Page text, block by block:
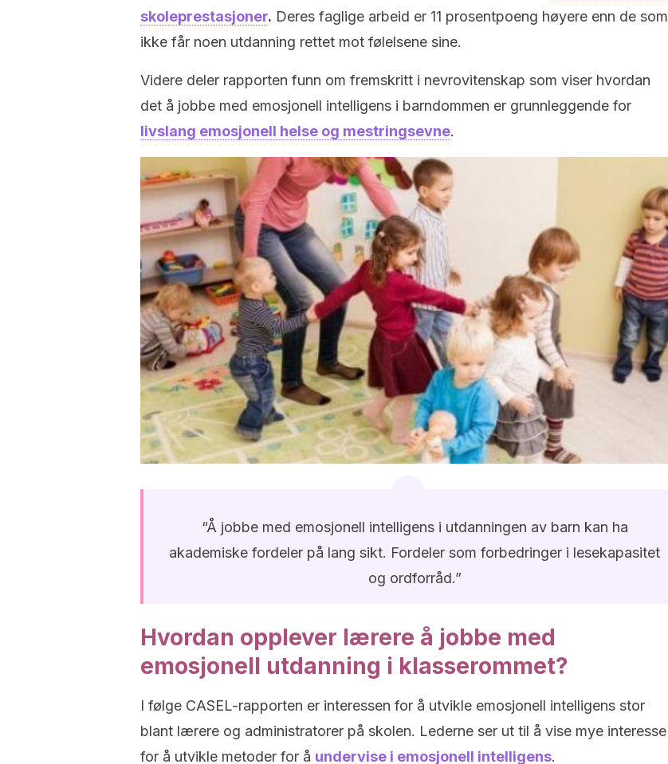
skoleprestasjoner. Deres faglige arbeid er 11 prosentpoeng høyere enn de som
ikke får noen utdanning rettet mot følelsene sine.
Videre deler rapporten funn om fremskritt i nevrovitenskap som viser hvordan
det å jobbe med emosjonell intelligens i barndommen er grunnleggende for
livslang emosjonell helse og mestringsevne.
“Å jobbe med emosjonell intelligens i utdanningen av barn kan ha
akademiske fordeler på lang sikt. Fordeler som forbedringer i lesekapasitet
og ordforråd.”
Hvordan opplever lærere å jobbe med
emosjonell utdanning i klasserommet?
I følge CASEL-rapporten er interessen for å utvikle emosjonell intelligens stor
blant lærere og administratorer på skolen. Lederne ser ut til å vise mye interesse
for å utvikle metoder for å undervise i emosjonell intelligens.